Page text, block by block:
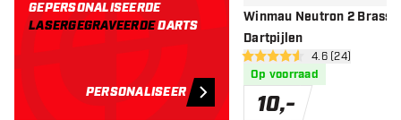
GEPERSONALISEERDE
LASERGEGRAVEERDEDARTS
PERSONALISEER
Winmau Neutron 2 Brass -
Dartpijlen
open reviews
4.6 score sterren4.6 (24)
Op voorraad
10,-